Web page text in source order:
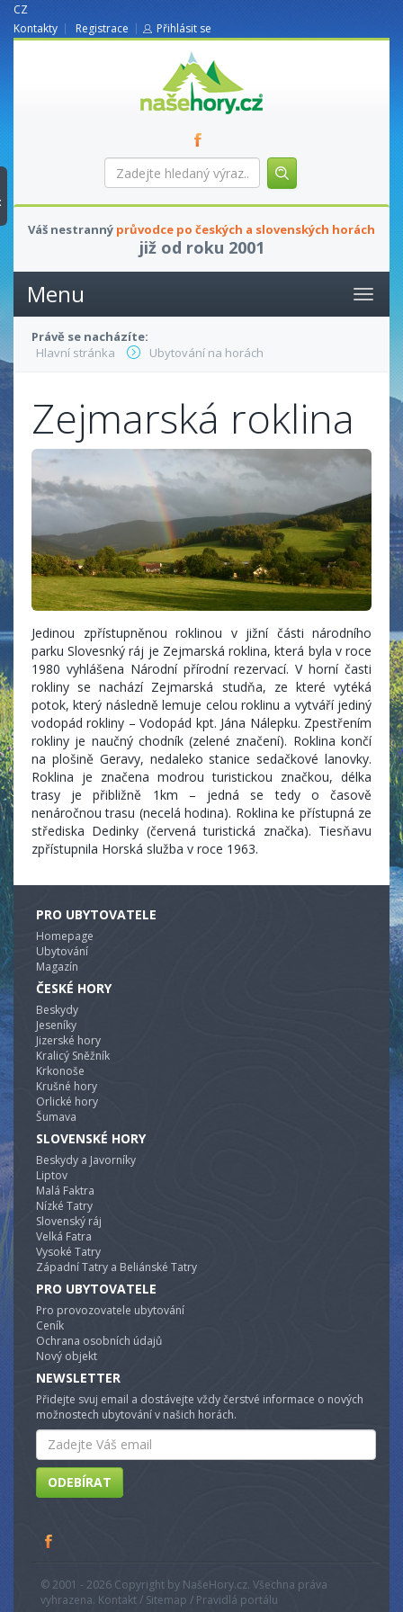
CZ
Kontakty
Registrace Přihlásit se
nasehory.cz
Zadejte
hledaný
Váš nestranný průvodce po českých a slovenských horách
již od roku 2001
Menu
Právě se nacházíte:
Hlavní stránka
Ubytování na horách
Zejmarská roklina
Jedinou zpřístupněnou roklinou v jižní části národního
parku Slovesnký ráj je Zejmarská roklina, která byla v roce
1980 vyhlášena Národní přírodní rezervací. V horní časti
rokliny se nachází Zejmarská studňa, ze které vytéká
potok, který následně lemuje celou roklinu a vytváří jediný
vodopád rokliny – Vodopád kpt. Jána Nálepku. Zpestřením
rokliny je naučný chodník (zelené značení). Roklina končí
na plošině Geravy, nedaleko stanice sedačkové lanovky.
Roklina je značena modrou turistickou značkou, délka
trasy je přibližně 1km – jedná se tedy o časově
nenáročnou trasu (necelá hodina). Roklina ke přístupná ze
střediska Dedinky (červená turistická značka). Tiesňavu
zpřístupnila Horská služba v roce 1963.
PRO UBYTOVATELE
Homepage
Ubytování
Magazín
ČESKÉ HORY
Beskydy
Jeseníky
Jizerské hory
Kralicý Sněžník
Krkonoše
Krušné hory
Orlické hory
Šumava
SLOVENSKÉ HORY
Beskydy a Javorníky
Liptov
Malá Faktra
Nízké Tatry
Slovenský ráj
Velká Fatra
Vysoké Tatry
Západní Tatry a Beliánské Tatry
PRO UBYTOVATELE
Pro provozovatele ubytování
Ceník
Ochrana osobních údajů
Nový objekt
NEWSLETTER
Přidejte svuj email a dostávejte vždy čerstvé informace o nových
možnostech ubytování v našich horách.
Email
ODEBÍRAT
© 2001 - 2026 Copyright by NašeHory.cz. Všechna práva
vyhrazena. Kontakt / Sitemap / Pravidlá portálu